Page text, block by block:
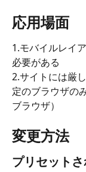
応用場面
1.モバイルレイ
必要がある
2.サイトには厳
定のブラウザの
ブラウザ）
変更方法
プリセット